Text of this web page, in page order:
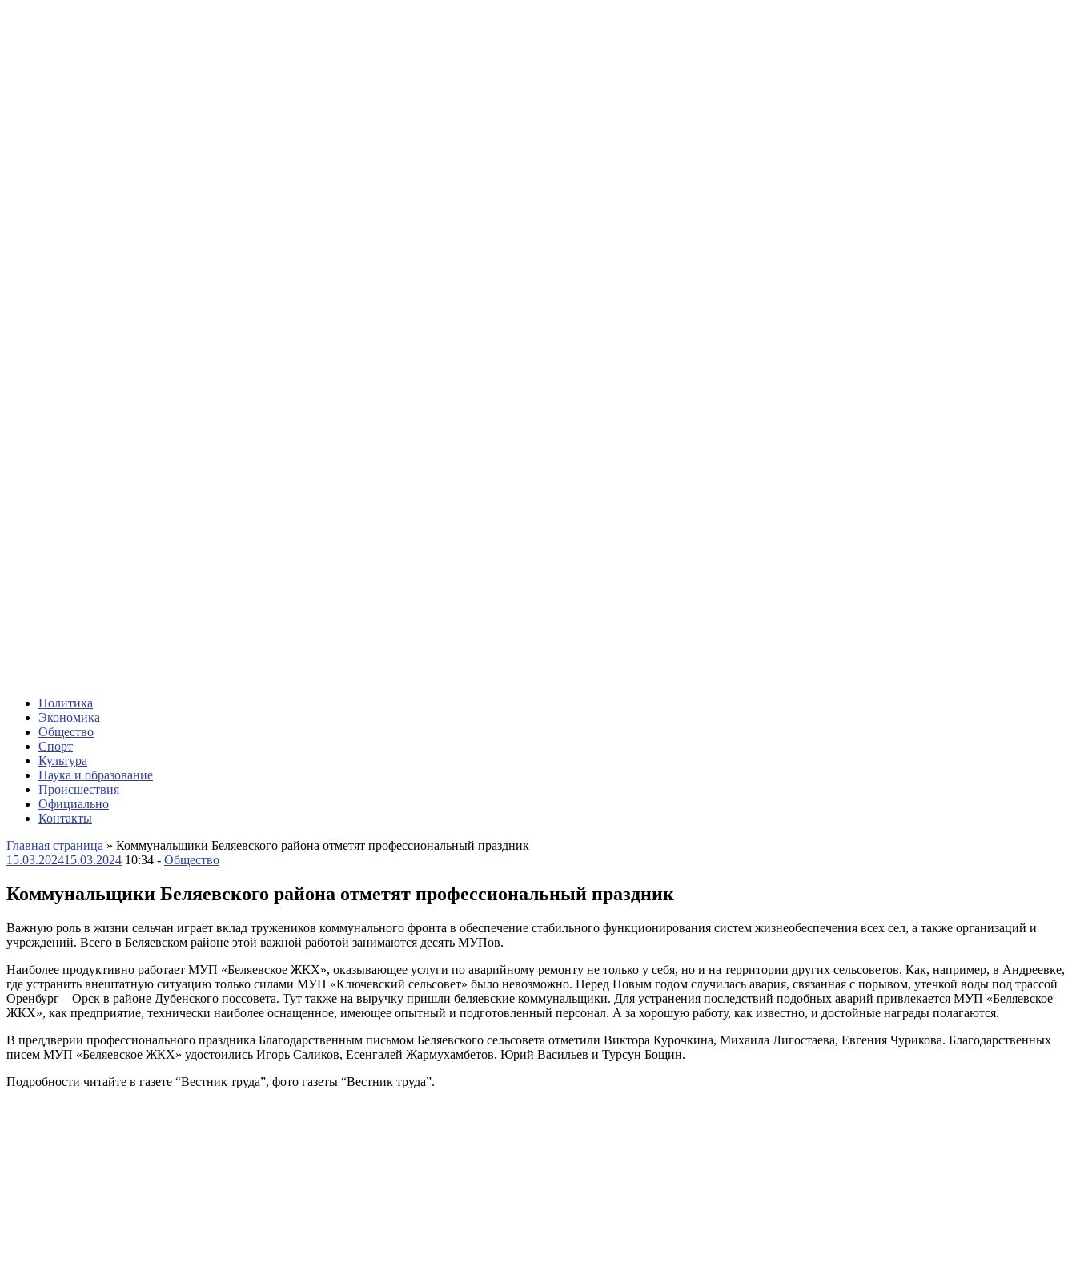
Политика
Экономика
Общество
Спорт
Культура
Наука и образование
Происшествия
Официально
Контакты
Главная страница » Коммунальщики Беляевского района отметят профессиональный праздник
15.03.202415.03.2024 10:34 - Общество
Коммунальщики Беляевского района отметят профессиональный праздник
Важную роль в жизни сельчан играет вклад тружеников коммунального фронта в обеспечение стабильного функционирования систем жизнеобеспечения всех сел, а также организаций и
учреждений. Всего в Беляевском районе этой важной работой занимаются десять МУПов.
Наиболее продуктивно работает МУП «Беляевское ЖКХ», оказывающее услуги по аварийному ремонту не только у себя, но и на территории других сельсоветов. Как, например, в Андреевке,
где устранить внештатную ситуацию только силами МУП «Ключевский сельсовет» было невозможно. Перед Новым годом случилась авария, связанная с порывом, утечкой воды под трассой
Оренбург – Орск в районе Дубенского поссовета. Тут также на выручку пришли беляевские коммунальщики. Для устранения последствий подобных аварий привлекается МУП «Беляевское
ЖКХ», как предприятие, технически наиболее оснащенное, имеющее опытный и подготовленный персонал. А за хорошую работу, как известно, и достойные награды полагаются.
В преддверии профессионального праздника Благодарственным письмом Беляевского сельсовета отметили Виктора Курочкина, Михаила Лигостаева, Евгения Чурикова. Благодарственных
писем МУП «Беляевское ЖКХ» удостоились Игорь Саликов, Есенгалей Жармухамбетов, Юрий Васильев и Турсун Бощин.
Подробности читайте в газете “Вестник труда”, фото газеты “Вестник труда”.